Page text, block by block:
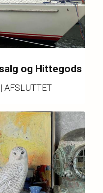
og Hittegods
| AFSLUTTET